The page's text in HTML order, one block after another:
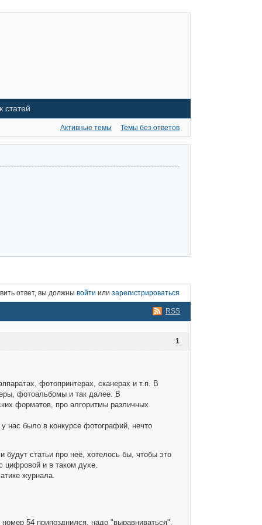
статей
Активные темы Темы без ответов
ответ, вы должны войти или зарегистрироваться
RSS
1
фотопринтерах, сканерах и т.п. В
фотоальбомы и так далее. В
форматов, про алгоритмы различных
нас было в конкурсе фотографий, нечто
статьи про неё, хотелось бы, чтобы это
цифровой и в таком духе.
журнала.
54 припозднился, надо "выравниваться".